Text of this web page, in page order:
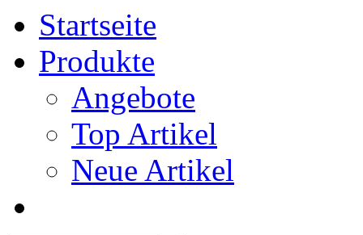
Startseite
Produkte
Angebote
Top Artikel
Neue Artikel